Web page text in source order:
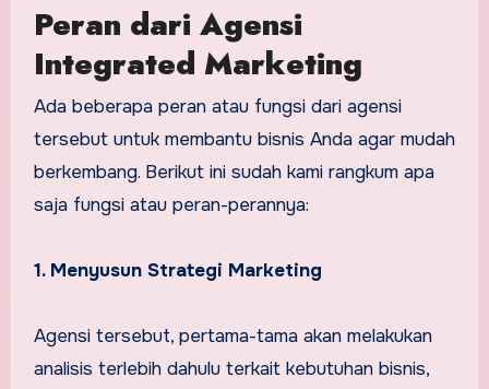
Peran dari Agensi
Integrated Marketing
Ada beberapa peran atau fungsi dari agensi
tersebut untuk membantu bisnis Anda agar mudah
berkembang. Berikut ini sudah kami rangkum apa
saja fungsi atau peran-perannya:
1. Menyusun Strategi Marketing
Agensi tersebut, pertama-tama akan melakukan
analisis terlebih dahulu terkait kebutuhan bisnis,